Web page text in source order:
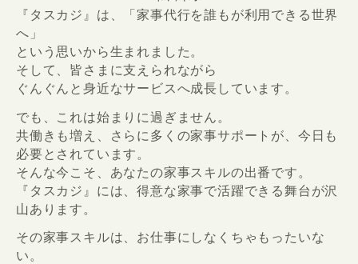
『タスカジ』は、「家事代行を誰もが利用できる世界
へ」
という思いから生まれました。
そして、皆さまに支えられながら
ぐんぐんと身近なサービスへ成長しています。
でも、これは始まりに過ぎません。
共働きも増え、さらに多くの家事サポートが、今日も
必要とされています。
そんな今こそ、あなたの家事スキルの出番です。
『タスカジ』には、得意な家事で活躍できる舞台が沢
山あります。
その家事スキルは、お仕事にしなくちゃもったいな
い。